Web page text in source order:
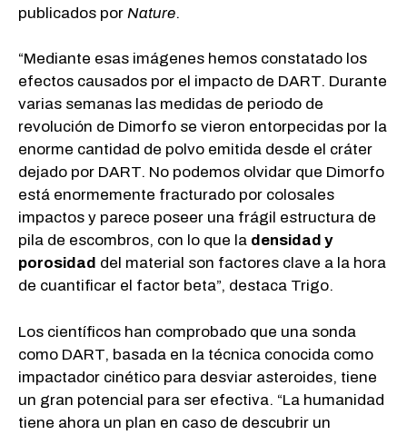
publicados por Nature.
“Mediante esas imágenes hemos constatado los
efectos causados por el impacto de DART. Durante
varias semanas las medidas de periodo de
revolución de Dimorfo se vieron entorpecidas por la
enorme cantidad de polvo emitida desde el cráter
dejado por DART. No podemos olvidar que Dimorfo
está enormemente fracturado por colosales
impactos y parece poseer una frágil estructura de
pila de escombros, con lo que la densidad y
porosidad del material son factores clave a la hora
de cuantificar el factor beta”, destaca Trigo.
Los científicos han comprobado que una sonda
como DART, basada en la técnica conocida como
impactador cinético para desviar asteroides, tiene
un gran potencial para ser efectiva. “La humanidad
tiene ahora un plan en caso de descubrir un